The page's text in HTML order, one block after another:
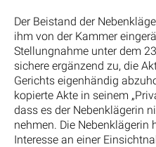
Der Beistand der
ihm von der Kammer
Stellungnahme unter dem
sichere ergänzend zu, die
Gerichts eigenhändig
kopierte Akte in seinem
dass es der Nebenklägerin
nehmen. Die Nebenklägerin
Interesse an einer